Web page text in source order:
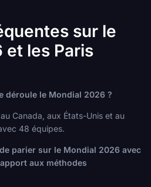
sur le
et les Paris
déroule le Mondial 2026 ?
Canada, aux États-Unis et au
48 équipes.
parier sur le Mondial 2026 avec
aux méthodes